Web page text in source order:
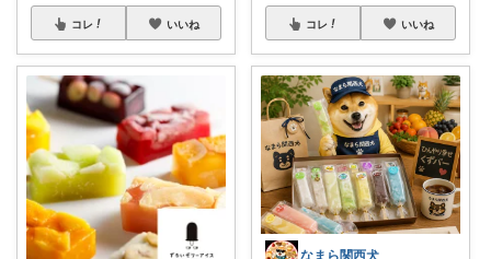
コレ いいね コレ いいね